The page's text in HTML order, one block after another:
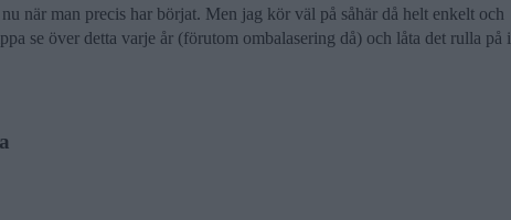
när man precis har börjat. Men jag kör väl på såhär då helt enkelt och
se över detta varje år (förutom ombalasering då) och låta det rulla på i